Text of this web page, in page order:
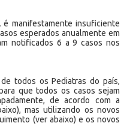
é manifestamente insuficiente
esperados anualmente em
notificados 6 a 9 casos nos
todos os Pediatras do país,
que todos os casos sejam
de acordo com a
mas utilizando os novos
(ver abaixo) e os novos